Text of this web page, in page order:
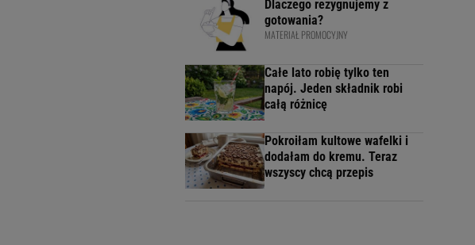
Dlaczego rezygnujemy z
gotowania?
MATERIAŁ PROMOCYJNY
Całe lato robię tylko ten
napój. Jeden składnik robi
całą różnicę
Pokroiłam kultowe wafelki i
dodałam do kremu. Teraz
wszyscy chcą przepis